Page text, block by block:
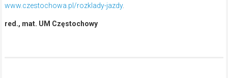
www.czestochowa.pl/rozklady-jazdy.
red., mat. UM Częstochowy